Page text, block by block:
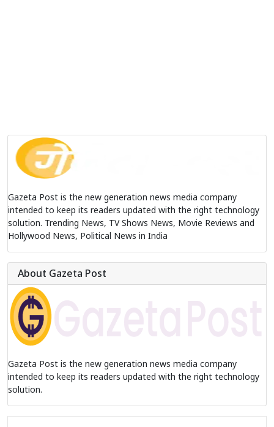
Gazeta Post is the new generation news media company
intended to keep its readers updated with the right technology
solution. Trending News, TV Shows News, Movie Reviews and
Hollywood News, Political News in India
About Gazeta Post
Gazeta Post is the new generation news media company
intended to keep its readers updated with the right technology
solution.